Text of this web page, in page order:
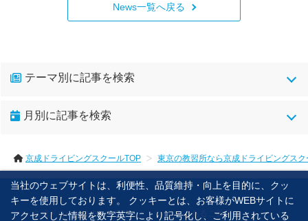
News一覧へ戻る
テーマ別に記事を検索
月別に記事を検索
2026年06月(2)
2026年04月(1)
2025年12月(1)
京成ドライビングスクールTOP 東京の教習所なら京成ドライビングスク
京成ドローンスクールTOP よくあるご質問
当社のウェブサイトは、利便性、品質維持・向上を目的に、クッ
キーを使用しております。 クッキーとは、お客様がWEBサイトに
アクセスした情報を数字英字により記号化し、ご利用されている